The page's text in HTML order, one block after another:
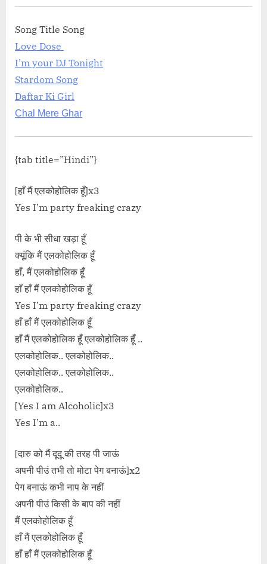
हो ना जाये Mohabbat Ho Na Jaye Lyrics
span> »</a></p>
Song Title Song
Love Dose
I’m your DJ Tonight
Stardom Song
Daftar Ki Girl
Chal Mere Ghar
{tab title=”Hindi”}
[हाँ मैं एलकोहोलिक हूँ]x3
Yes I’m party freaking crazy
पी के भी सीधा खड़ा हूँ
क्यूंकि मैं एलकोहोलिक हूँ
हाँ, मैं एलकोहोलिक हूँ
हाँ हाँ मैं एलकोहोलिक हूँ
Yes I’m party freaking crazy
हाँ हाँ मैं एलकोहोलिक हूँ
हाँ मैं एलकोहोलिक हूँ एलकोहोलिक हूँ ..
एलकोहोलिक.. एलकोहोलिक..
एलकोहोलिक.. एलकोहोलिक..
एलकोहोलिक..
[Yes I am Alcoholic]x3
Yes I’m a..
[दारु को मैं दूदू की तरह पी जाऊं
अपनी पीउं तभी तो मोटा पेग बनाऊं]x2
पेग बनाऊं कभी नाप के नहीं
अपनी पीउं किसी के बाप की नहीं
मैं एलकोहोलिक हूँ
हाँ मैं एलकोहोलिक हूँ
हाँ हाँ मैं एलकोहोलिक हूँ